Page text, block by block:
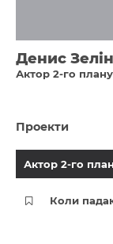
Денис
Актор 2-го плану
Проекти
Актор 2-го
Коли